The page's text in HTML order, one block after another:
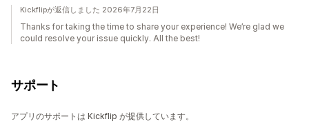
Kickflipが返信しました 2026年7月22日
Thanks for taking the time to share your experience! We’re glad we
could resolve your issue quickly. All the best!
サポート
アプリのサポートは Kickflip が提供しています。